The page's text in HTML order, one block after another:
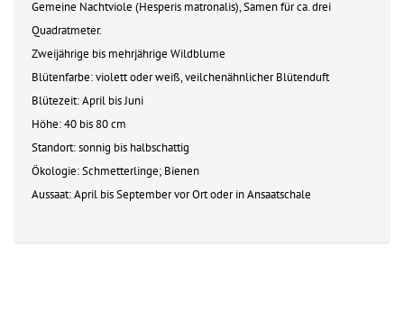
Gemeine Nachtviole (Hesperis matronalis), Samen für ca. drei
Quadratmeter.
Zweijährige bis mehrjährige Wildblume
Blütenfarbe: violett oder weiß, veilchenähnlicher Blütenduft
Blütezeit: April bis Juni
Höhe: 40 bis 80 cm
Standort: sonnig bis halbschattig
Ökologie: Schmetterlinge; Bienen
Aussaat: April bis September vor Ort oder in Ansaatschale